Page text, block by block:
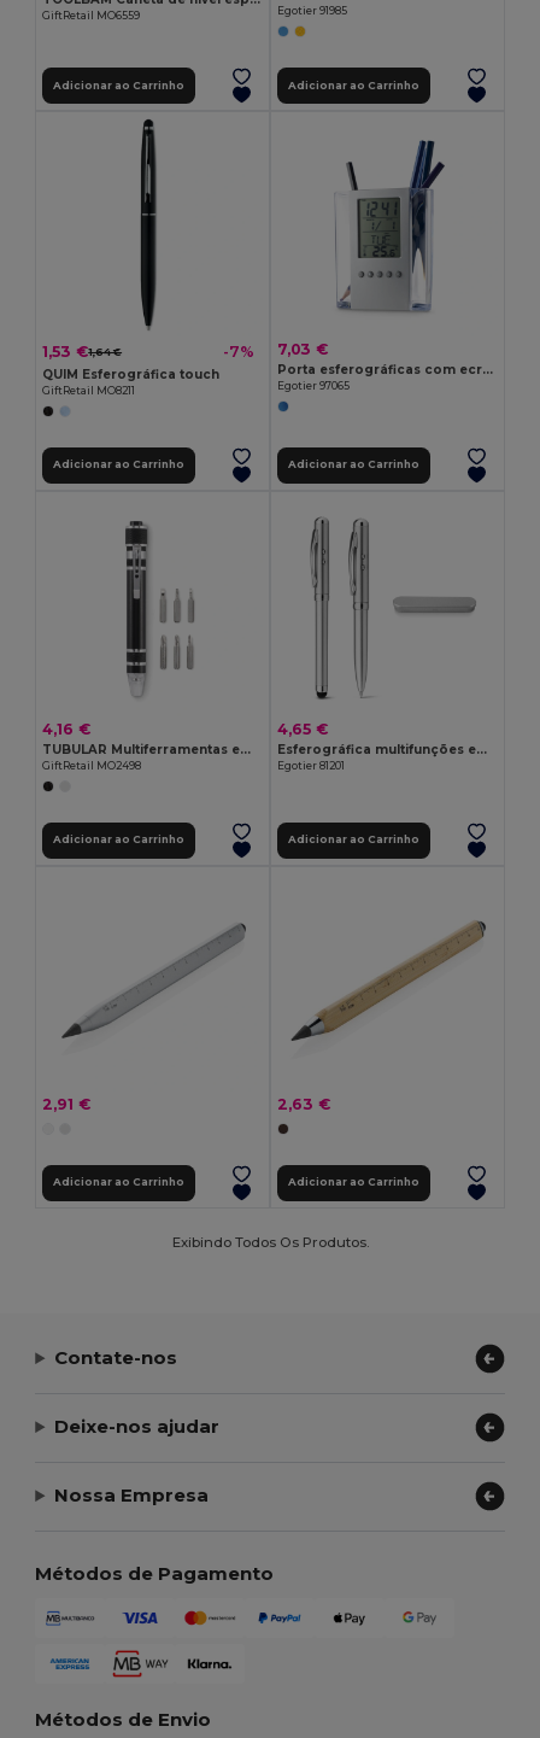
GiftRetail MO6559
Adicionar ao Carrinho
Egotier 91985
Adicionar ao Carrinho
1,53 €1,64 € -7%
QUIM Esferográfica touch
GiftRetail MO8211
Adicionar ao Carrinho
7,03 €
Porta esferográficas com ecrã LCD em acrílico
Egotier 97065
Adicionar ao Carrinho
4,16 €
TUBULAR Multiferramentas em alumínio
GiftRetail MO2498
Adicionar ao Carrinho
4,65 €
Esferográfica multifunções em metal
Egotier 81201
Adicionar ao Carrinho
2,91 €
Adicionar ao Carrinho
2,63 €
Adicionar ao Carrinho
Exibindo Todos Os Produtos.
Contate-nos
Deixe-nos ajudar
Nossa Empresa
Métodos de Pagamento
Métodos de Envio